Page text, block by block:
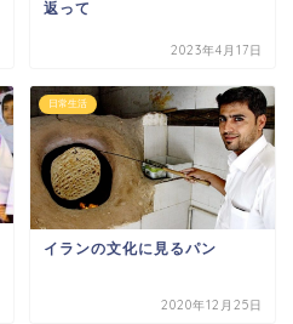
返って
2023年4月17日
日常生活
イランの文化に見るパン
2020年12月25日